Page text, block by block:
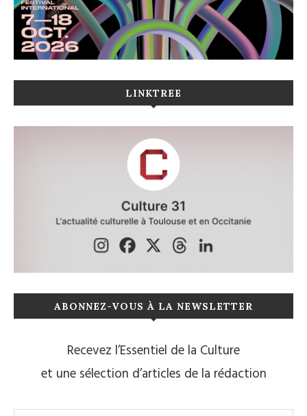
LINKTREE
ABONNEZ-VOUS À LA NEWSLETTER
Recevez l’Essentiel de la Culture
et une sélection d’articles de la rédaction